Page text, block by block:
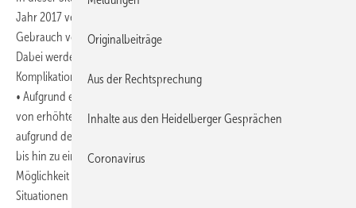
Jahr 2017 veranlasst gesehen, eine Konsensus-Stellungnahme zum
Gebrauch von Ketamin bei affektiven Erkrankungen zu verfassen.
Dabei werden u. a. folgende Empfehlungen hinsichtlich möglicher
Komplikationen dieser Behandlung genannt:
• Aufgrund eventuell auftretender Nebenwirkungen, insbesondere
von erhöhtem Blutdruck sowie erhöhter Pulsfrequenz, aber auch
aufgrund der Beobachtung von anderen kardialen Nebenwirkungen
bis hin zu einem Herzinfarkt, wird empfohlen, dass ärztlicherseits die
Möglichkeit bzw. auch die Erfahrung zur Beherrschung solcher
Situationen besteht.
Originalbeiträge
Aus der Rechtsprechung
Inhalte aus den Heidelberger Gesprächen
Coronavirus